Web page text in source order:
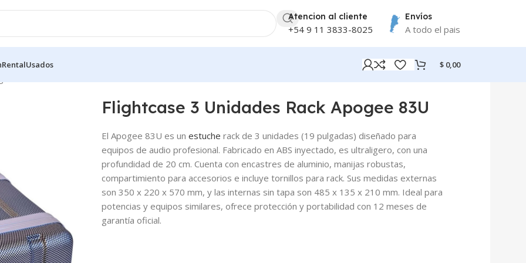
Atencion al cliente
+54 9 11 3833-8025
Envíos
A todo el pais
RentalUsados $ 0,00
Flightcase 3 Unidades Rack Apogee 83U
El Apogee 83U es un estuche rack de 3 unidades (19 pulgadas) diseñado para
equipos de audio profesional. Fabricado en ABS inyectado, es ultraligero, con una
profundidad de 20 cm. Cuenta con encastres de aluminio, manijas robustas,
compartimiento para accesorios e incluye tornillos para rack. Sus medidas externas
son 350 x 220 x 570 mm, y las internas sin tapa son 485 x 135 x 210 mm. Ideal para
potencias y equipos similares, ofrece protección y portabilidad con 12 meses de
garantía oficial.